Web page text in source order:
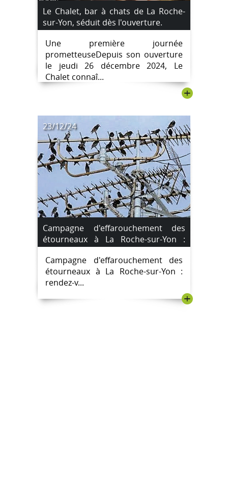
Le Chalet, bar à chats de La Roche-
sur-Yon, séduit dès l'ouverture.
Une première journée
prometteuseDepuis son ouverture
le jeudi 26 décembre 2024, Le
Chalet connaî...
+
23/12/24
Campagne d'effarouchement des
étourneaux à La Roche-sur-Yon :
rendez-vous les 26 et 27 décembre
2024
Campagne d'effarouchement des
étourneaux à La Roche-sur-Yon :
rendez-v...
+